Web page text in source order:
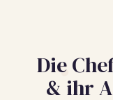
Die
& ihr